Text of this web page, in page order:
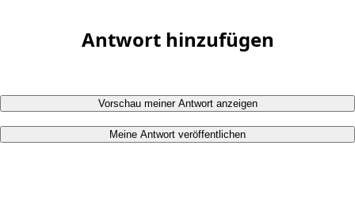
Antwort hinzufügen
Vorschau meiner Antwort anzeigen
Meine Antwort veröffentlichen